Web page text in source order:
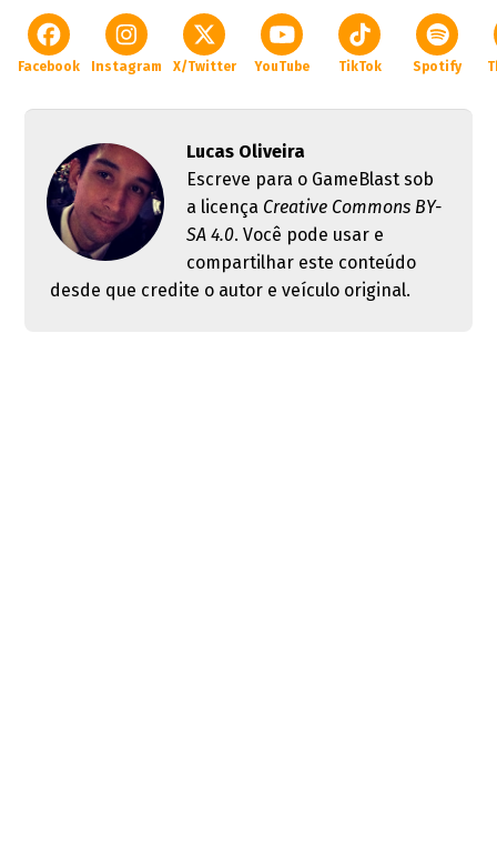
Facebook Instagram X/Twitter YouTube TikTok Spotify
Lucas Oliveira
Escreve para o GameBlast sob
a licença Creative Commons BY-
SA 4.0. Você pode usar e
compartilhar este conteúdo
desde que credite o autor e veículo original.